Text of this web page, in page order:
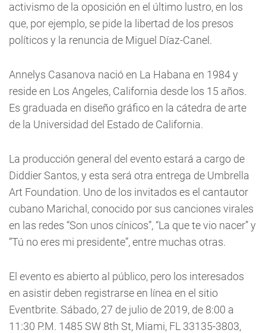
activismo de la oposición en el último lustro, en los
que, por ejemplo, se pide la libertad de los presos
políticos y la renuncia de Miguel Díaz-Canel.
Annelys Casanova nació en La Habana en 1984 y
reside en Los Angeles, California desde los 15 años.
Es graduada en diseño gráfico en la cátedra de arte
de la Universidad del Estado de California.
La producción general del evento estará a cargo de
Diddier Santos, y esta será otra entrega de Umbrella
Art Foundation. Uno de los invitados es el cantautor
cubano Marichal, conocido por sus canciones virales
en las redes “Son unos cínicos”, “La que te vio nacer” y
“Tú no eres mi presidente”, entre muchas otras.
El evento es abierto al público, pero los interesados
en asistir deben registrarse en línea en el sitio
Eventbrite. Sábado, 27 de julio de 2019, de 8:00 a
11:30 P.M. 1485 SW 8th St, Miami, FL 33135-3803,